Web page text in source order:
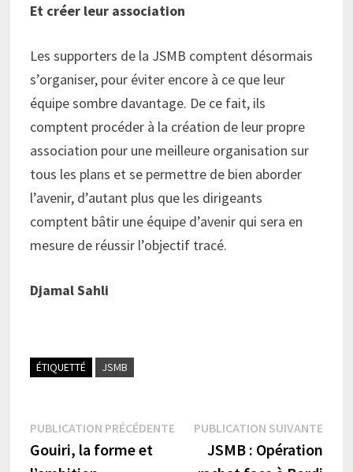
Et créer leur association
Les supporters de la JSMB comptent désormais
s’organiser, pour éviter encore à ce que leur
équipe sombre davantage. De ce fait, ils
comptent procéder à la création de leur propre
association pour une meilleure organisation sur
tous les plans et se permettre de bien aborder
l’avenir, d’autant plus que les dirigeants
comptent bâtir une équipe d’avenir qui sera en
mesure de réussir l’objectif tracé.
Djamal Sahli
ÉTIQUETTÉ JSMB
Navigation
de
PUBLICATION PRÉCÉDENTEPublication
précédente :
Gouiri, la forme et
PUBLICATION SUIVANTE
JSMB : Opération